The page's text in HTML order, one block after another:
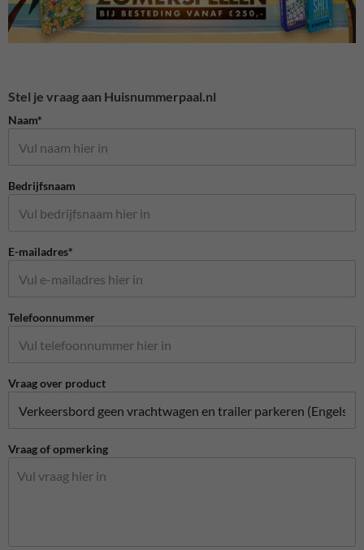
Stel je vraag aan Huisnummerpaal.nl
Naam*
Bedrijfsnaam
E-mailadres*
Telefoonnummer
Vraag over product
Vraag of opmerking